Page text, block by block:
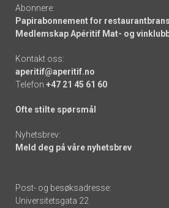
Abonnere:
Papirabonnement for
Medlemskap Apéritif Mat- og
Kontakt oss:
aperitif@aperitif.no
Telefon +47 21 45 61 60
Ofte stilte spørsmål
Nyhetsbrev:
Meld deg på våre nyhetsbrev
Post- og besøksadresse:
Universitetsgata 22